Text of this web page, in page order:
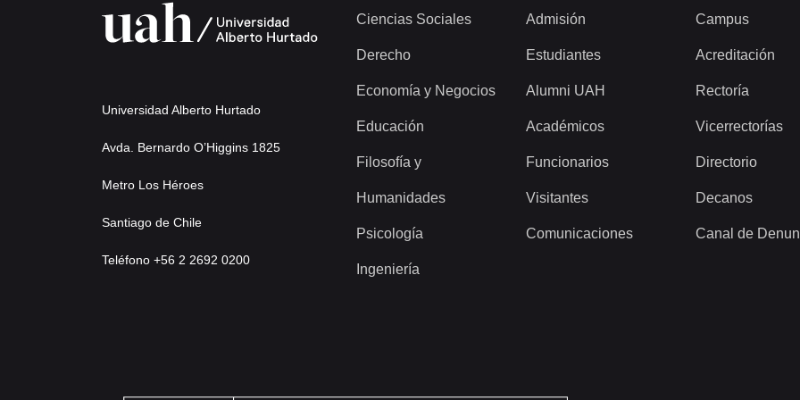
Universidad Alberto Hurtado
Avda. Bernardo O’Higgins 1825
Metro Los Héroes
Santiago de Chile
Teléfono +56 2 2692 0200
Ciencias Sociales
Derecho
Economía y Negocios
Educación
Filosofía y
Humanidades
Psicología
Ingeniería
Admisión
Estudiantes
Alumni UAH
Académicos
Funcionarios
Visitantes
Comunicaciones
Campus
Acreditación
Rectoría
Vicerrectorías
Directorio
Decanos
Canal de